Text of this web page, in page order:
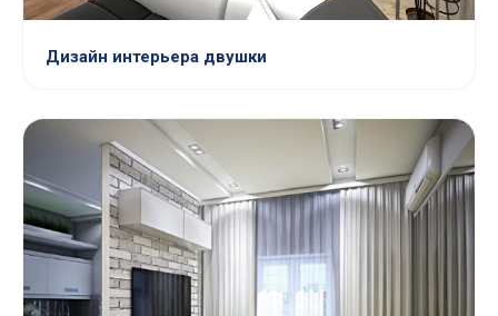
Дизайн интерьера двушки